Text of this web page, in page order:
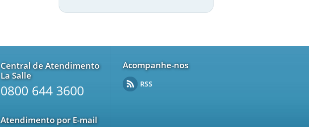
Central de Atendimento
La Salle
0800 644 3600
Atendimento por E-mail
Acompanhe-nos
RSS